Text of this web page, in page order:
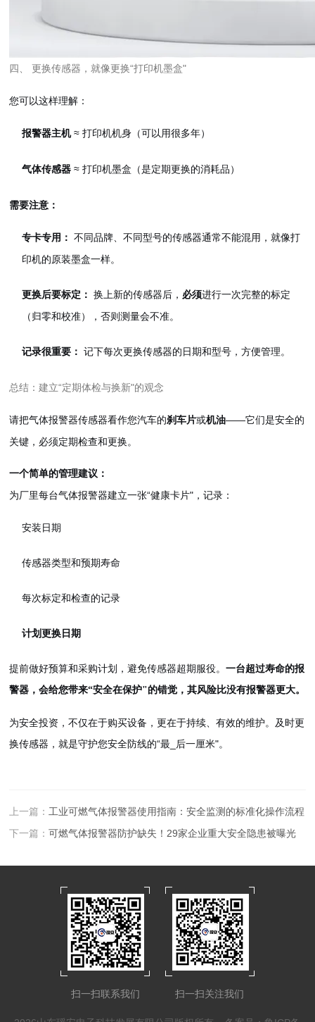
四、 更换传感器，就像更换“打印机墨盒"
您可以这样理解：
报警器主机≈ 打印机机身（可以用很多年）
气体传感器 ≈ 打印机墨盒（是定期更换的消耗品）
需要注意：
专卡专用： 不同品牌、不同型号的传感器通常不能混用，就像打
印机的原装墨盒一样。
更换后要标定： 换上新的传感器后， 必须进行一次完整的标定
（归零和校准），否则测量会不准。
记录很重要： 记下每次更换传感器的日期和型号，方便管理。
总结：建立“定期体检与换新"的观念
请把气体报警器传感器看作您汽车的刹车片或机油——它们是安全的
关键，必须定期检查和更换。
一个简单的管理建议：
为厂里每台气体报警器建立一张“健康卡片"，记录：
安装日期
传感器类型和预期寿命
每次标定和检查的记录
计划更换日期
提前做好预算和采购计划，避免传感器超期服役。一台超过寿命的报
警器，会给您带来“安全在保护"的错觉，其风险比没有报警器更大。
为安全投资，不仅在于购买设备，更在于持续、有效的维护。及时更
换传感器，就是守护您安全防线的“最_后一厘米"。
上一篇： 工业可燃气体报警器使用指南：安全监测的标准化操作流程
下一篇：可燃气体报警器防护缺失！29家企业重大安全隐患被曝光
扫一扫联系我们 扫一扫关注我们